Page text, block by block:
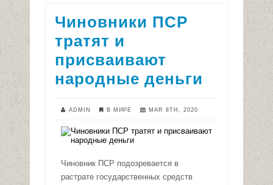
Чиновники ПСР
тратят и
присваивают
народные деньги
ADMIN В МИРЕ MAR 8TH, 2020
Чиновник ПСР подозревается в
растрате государственных средств